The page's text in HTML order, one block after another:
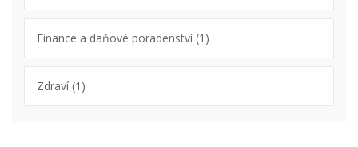
Finance a daňové poradenství(1)
Zdraví(1)